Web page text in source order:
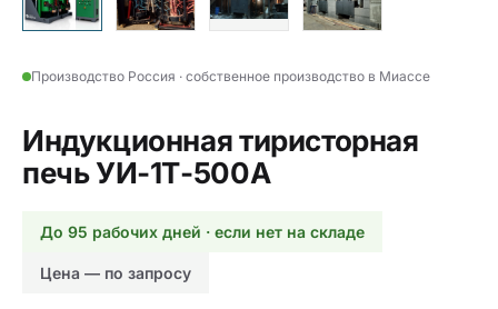
Производство Россия · собственное производство в Миассе
Индукционная тиристорная
печь УИ-1Т-500А
До 95 рабочих дней · если нет на складе
Цена — по запросу